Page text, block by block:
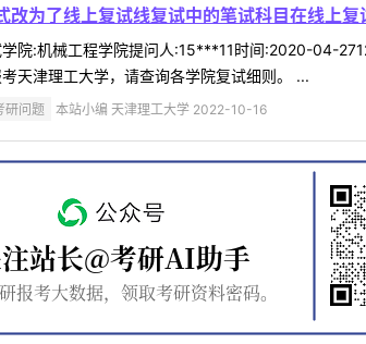
改为了线上复试线复试中的笔试科目在线上复
院:机械工程学院提问人:15***11时间:2020-04-
天津理工大学，请查询各学院复试细则。 ...
研问题 本站小编 天津理工大学 2022-10-16